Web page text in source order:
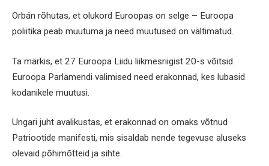
Orbán rõhutas, et olukord Euroopas on selge – Euroopa
poliitika peab muutuma ja need muutused on vältimatud.
Ta märkis, et 27 Euroopa Liidu liikmesriigist 20-s võitsid
Euroopa Parlamendi valimised need erakonnad, kes lubasid
kodanikele muutusi.
Ungari juht avalikustas, et erakonnad on omaks võtnud
Patriootide manifesti, mis sisaldab nende tegevuse aluseks
olevaid põhimõtteid ja sihte.